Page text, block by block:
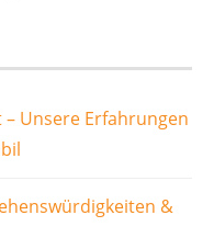
– Unsere Erfahrungen
&